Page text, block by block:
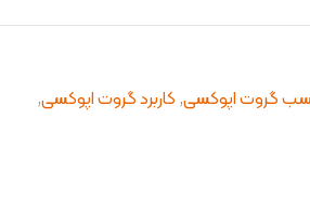
گروت اپوکسی, کاربرد گروت اپوکسی,